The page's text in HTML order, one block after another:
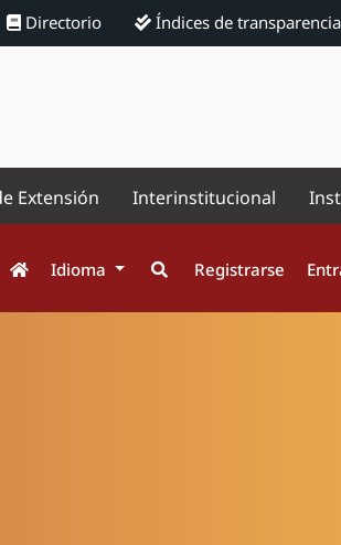
Directorio Índices de transparencia
Extensión Interinstitucional
Idioma Registrarse